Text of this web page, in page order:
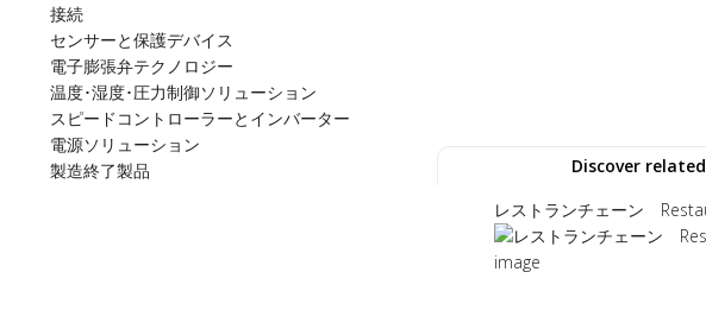
Discover
レストランチェーン
接続
センサーと保護デバイス
電子膨張弁テクノロジー
温度･湿度･圧力制御ソリューション
スピードコントローラーとインバーター
電源ソリューション
製造終了製品